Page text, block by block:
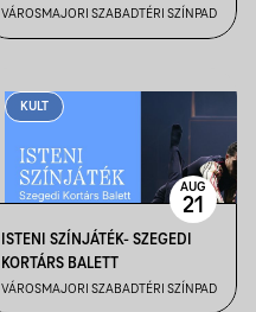
VÁROSMAJORI SZABADTÉRI SZÍNPAD
KULT
ISTENI SZÍNJÁTÉK- SZEGEDI
KORTÁRS BALETT
VÁROSMAJORI SZABADTÉRI SZÍNPAD
AUG
21